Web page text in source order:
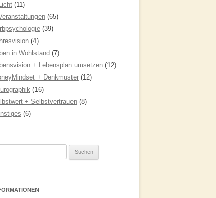
(11)
(65)
(39)
(4)
in Wohlstand (7)
+ Lebensplan umsetzen (12)
+ Denkmuster (12)
(16)
+ Selbstvertrauen (8)
(6)